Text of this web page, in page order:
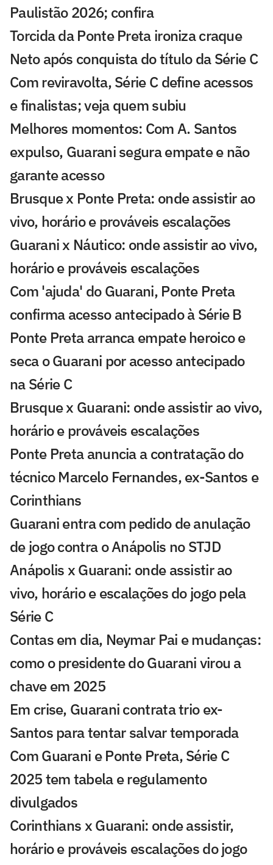
Paulistão 2026; confira
Torcida da Ponte Preta ironiza craque
Neto após conquista do título da Série C
Com reviravolta, Série C define acessos
e finalistas; veja quem subiu
Melhores momentos: Com A. Santos
expulso, Guarani segura empate e não
garante acesso
Brusque x Ponte Preta: onde assistir ao
vivo, horário e prováveis escalações
Guarani x Náutico: onde assistir ao vivo,
horário e prováveis escalações
Com 'ajuda' do Guarani, Ponte Preta
confirma acesso antecipado à Série B
Ponte Preta arranca empate heroico e
seca o Guarani por acesso antecipado
na Série C
Brusque x Guarani: onde assistir ao vivo,
horário e prováveis escalações
Ponte Preta anuncia a contratação do
técnico Marcelo Fernandes, ex-Santos e
Corinthians
Guarani entra com pedido de anulação
de jogo contra o Anápolis no STJD
Anápolis x Guarani: onde assistir ao
vivo, horário e escalações do jogo pela
Série C
Contas em dia, Neymar Pai e mudanças:
como o presidente do Guarani virou a
chave em 2025
Em crise, Guarani contrata trio ex-
Santos para tentar salvar temporada
Com Guarani e Ponte Preta, Série C
2025 tem tabela e regulamento
divulgados
Corinthians x Guarani: onde assistir,
horário e prováveis escalações do jogo